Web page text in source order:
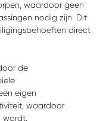
waardoor geen
nodig zijn. Dit
direct
de
eigen
waardoor
wordt.